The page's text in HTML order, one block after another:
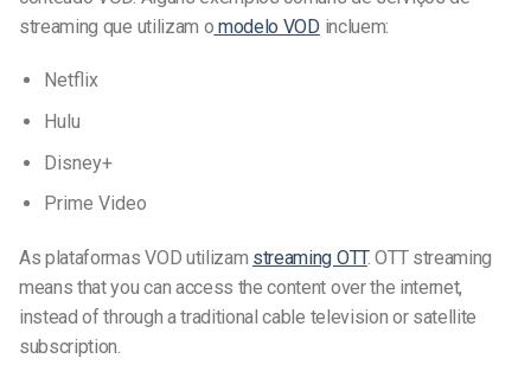
streaming que utilizam o modelo VOD incluem:
Netflix
Hulu
Disney+
Prime Video
As plataformas VOD utilizam streaming OTT. OTT streaming
means that you can access the content over the internet,
instead of through a traditional cable television or satellite
subscription.